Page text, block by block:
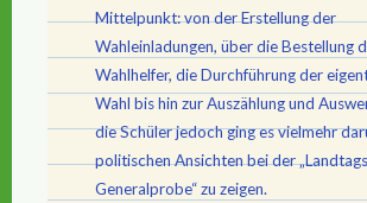
Mittelpunkt: von der Erstellung der
Wahleinladungen, über die Bestellung
Wahlhelfer, die Durchführung der
Wahl bis hin zur Auszählung und
die Schüler jedoch ging es vielmehr
politischen Ansichten bei der
Generalprobe“ zu zeigen.